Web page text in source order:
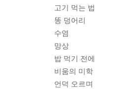
고기 먹는 법
똥 덩어리
수염
망상
밥 먹기 전에
비움의 미학
언덕 오르며